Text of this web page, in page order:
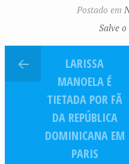
de beleza doPostado em
Salve
LARISSA
MANOELA É
TIETADA POR FÃ
DA REPÚBLICA
DOMINICANA EM
PARIS